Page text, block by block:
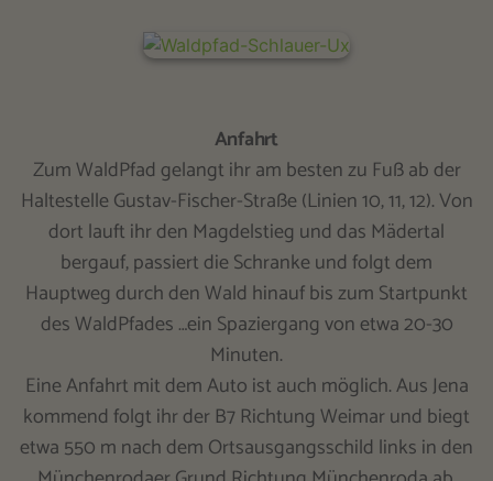
Anfahrt
Zum WaldPfad gelangt ihr am besten zu Fuß ab der
Haltestelle Gustav-Fischer-Straße (Linien 10, 11, 12). Von
dort lauft ihr den Magdelstieg und das Mädertal
bergauf, passiert die Schranke und folgt dem
Hauptweg durch den Wald hinauf bis zum Startpunkt
des WaldPfades …ein Spaziergang von etwa 20-30
Minuten.
Eine Anfahrt mit dem Auto ist auch möglich. Aus Jena
kommend folgt ihr der B7 Richtung Weimar und biegt
etwa 550 m nach dem Ortsausgangsschild links in den